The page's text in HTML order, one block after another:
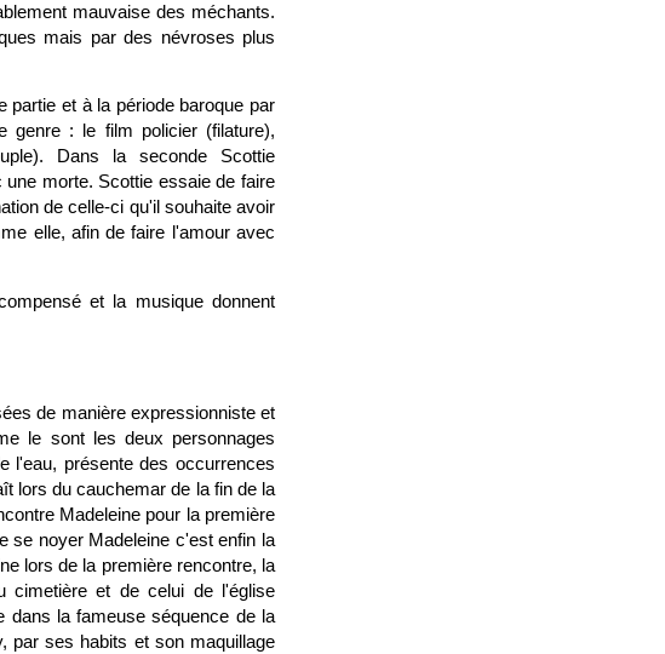
mauvaise des méchants.
mais par des névroses plus
partie et à la période baroque par
genre : le film policier (filature),
Dans la seconde Scottie
morte. Scottie essaie de faire
de celle-ci qu'il souhaite avoir
elle, afin de faire l'amour avec
et la musique donnent
de manière expressionniste et
le sont les deux personnages
l'eau, présente des occurrences
lors du cauchemar de la fin de la
Madeleine pour la première
se noyer Madeleine c'est enfin la
lors de la première rencontre, la
cimetière et de celui de l'église
dans la fameuse séquence de la
par ses habits et son maquillage